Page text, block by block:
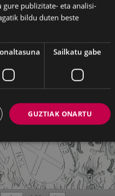
SPANISH
publizitate- eta analisi-
bildu duten beste
Sailkatu gabe
GUZTIAK ONARTU